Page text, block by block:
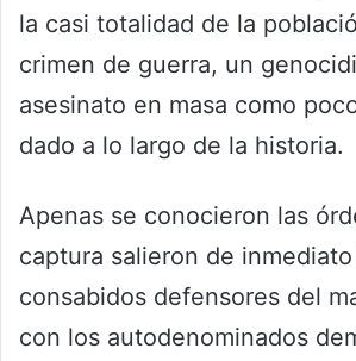
la casi totalidad de la
crimen de guerra, un
asesinato en masa como
dado a lo largo de la historia.
Apenas se conocieron las
captura salieron de
consabidos defensores del
con los autodenominados